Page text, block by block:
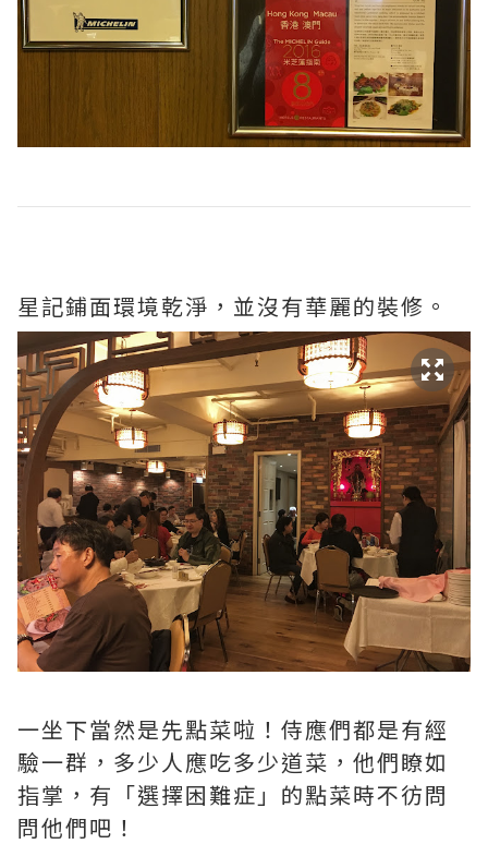
星記鋪面環境乾淨，並沒有華麗的裝修。
一坐下當然是先點菜啦！侍應們都是有經
驗一群，多少人應吃多少道菜，他們瞭如
指掌，有「選擇困難症」的點菜時不彷問
問他們吧！